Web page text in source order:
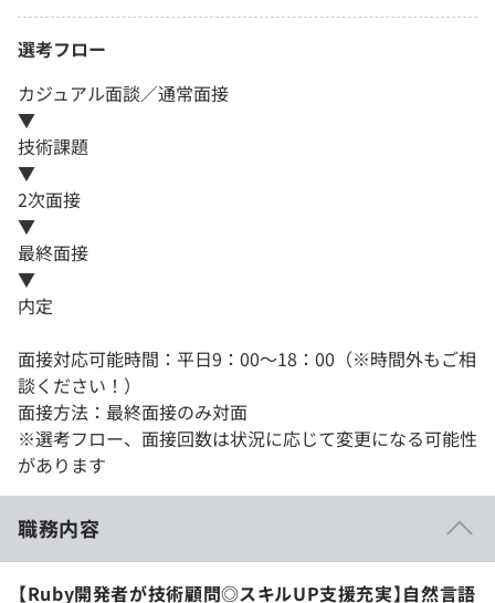
選考フロー
カジュアル面談／通常面接
▼
技術課題
▼
2次面接
▼
最終面接
▼
内定
面接対応可能時間：平日9：00～18：00（※時間外もご相
談ください！）
面接方法：最終面接のみ対面
※選考フロー、面接回数は状況に応じて変更になる可能性
があります
職務内容
【Ruby開発者が技術顧問◎スキルUP支援充実】自然言語